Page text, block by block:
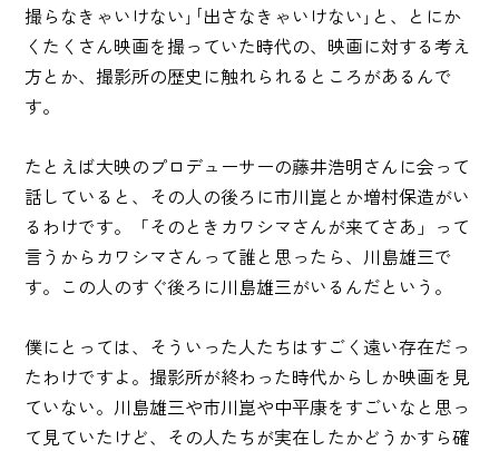
撮らなきゃいけない｣｢出さなきゃいけない｣と、とにか
くたくさん映画を撮っていた時代の、映画に対する考え
方とか、撮影所の歴史に触れられるところがあるんで
す。
たとえば大映のプロデューサーの藤井浩明さんに会って
話していると、その人の後ろに市川崑とか増村保造がい
るわけです。「そのときカワシマさんが来てさあ」って
言うからカワシマさんって誰と思ったら、川島雄三で
す。この人のすぐ後ろに川島雄三がいるんだという。
僕にとっては、そういった人たちはすごく遠い存在だっ
たわけですよ。撮影所が終わった時代からしか映画を見
ていない。川島雄三や市川崑や中平康をすごいなと思っ
て見ていたけど、その人たちが実在したかどうかすら確